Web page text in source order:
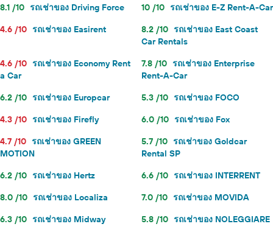
8.1 /10 รถเช่าของ Driving Force 10 /10 รถเช่าของ E-Z Rent-A-Car
4.6 /10 รถเช่าของ Easirent 8.2 /10 รถเช่าของ East Coast
Car Rentals
4.6 /10 รถเช่าของ Economy Rent
a Car
7.8 /10 รถเช่าของ Enterprise
Rent-A-Car
6.2 /10 รถเช่าของ Europcar 5.3 /10 รถเช่าของ FOCO
4.3 /10 รถเช่าของ Firefly 6.0 /10 รถเช่าของ Fox
4.7 /10 รถเช่าของ GREEN
MOTION
5.7 /10 รถเช่าของ Goldcar
Rental SP
6.2 /10 รถเช่าของ Hertz 6.6 /10 รถเช่าของ INTERRENT
8.0 /10 รถเช่าของ Localiza 7.0 /10 รถเช่าของ MOVIDA
6.3 /10 รถเช่าของ Midway 5.8 /10 รถเช่าของ NOLEGGIARE